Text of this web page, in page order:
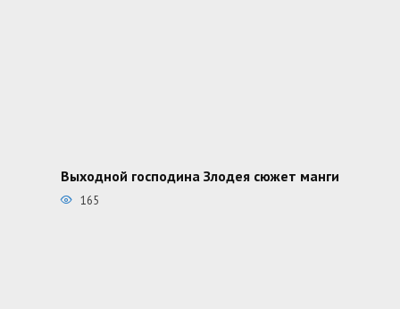
Выходной господина Злодея сюжет манги
165